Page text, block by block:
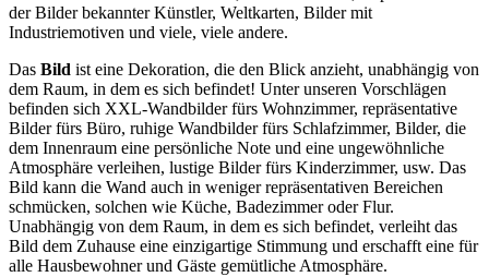
der Bilder bekannter Künstler, Weltkarten, Bilder mit
Industriemotiven und viele, viele andere.
Das Bild ist eine Dekoration, die den Blick anzieht, unabhängig von
dem Raum, in dem es sich befindet! Unter unseren Vorschlägen
befinden sich XXL-Wandbilder fürs Wohnzimmer, repräsentative
Bilder fürs Büro, ruhige Wandbilder fürs Schlafzimmer, Bilder, die
dem Innenraum eine persönliche Note und eine ungewöhnliche
Atmosphäre verleihen, lustige Bilder fürs Kinderzimmer, usw. Das
Bild kann die Wand auch in weniger repräsentativen Bereichen
schmücken, solchen wie Küche, Badezimmer oder Flur.
Unabhängig von dem Raum, in dem es sich befindet, verleiht das
Bild dem Zuhause eine einzigartige Stimmung und erschafft eine für
alle Hausbewohner und Gäste gemütliche Atmosphäre.